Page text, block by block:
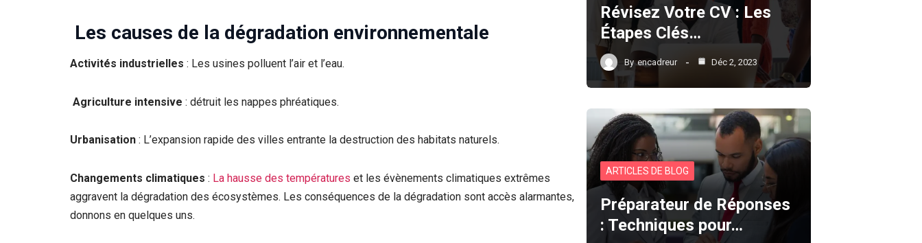
Les causes de la dégradation environnementale
Activités industrielles : Les usines polluent l’air et l’eau.
Agriculture intensive : détruit les nappes phréatiques.
Urbanisation : L’expansion rapide des villes entrante la destruction des habitats naturels.
Changements climatiques : La hausse des températures et les évènements climatiques extrêmes
aggravent la dégradation des écosystèmes. Les conséquences de la dégradation sont accès alarmantes,
donnons en quelques uns.
Révisez Votre CV : Les
Étapes Clés…
By encadreur Déc 2, 2023
ARTICLES DE BLOG
Préparateur de Réponses
: Techniques pour…